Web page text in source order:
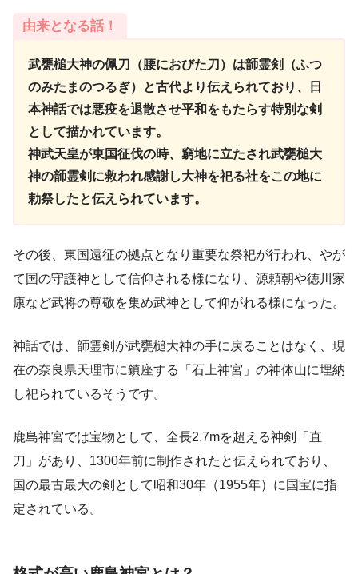
由来となる話！
武甕槌大神の佩刀（腰におびた刀）は韴霊剣（ふつ
のみたまのつるぎ）と古代より伝えられており、日
本神話では悪疫を退散させ平和をもたらす特別な剣
として描かれています。
神武天皇が東国征伐の時、窮地に立たされ武甕槌大
神の韴霊剣に救われ感謝し大神を祀る社をこの地に
勅祭したと伝えられています。
その後、東国遠征の拠点となり重要な祭祀が行われ、やが
て国の守護神として信仰される様になり、源頼朝や徳川家
康など武将の尊敬を集め武神として仰がれる様になった。
神話では、韴霊剣が武甕槌大神の手に戻ることはなく、現
在の奈良県天理市に鎮座する「石上神宮」の神体山に埋納
し祀られているそうです。
鹿島神宮では宝物として、全長2.7mを超える神剣「直
刀」があり、1300年前に制作されたと伝えられており、
国の最古最大の剣として昭和30年（1955年）に国宝に指
定されている。